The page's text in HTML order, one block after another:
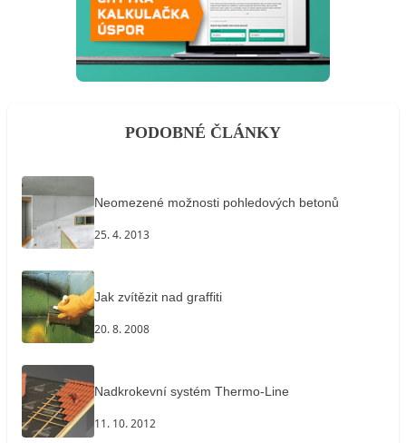
PODOBNÉ ČLÁNKY
Neomezené možnosti pohledových betonů
25. 4. 2013
Jak zvítězit nad graffiti
20. 8. 2008
Nadkrokevní systém Thermo-Line
11. 10. 2012